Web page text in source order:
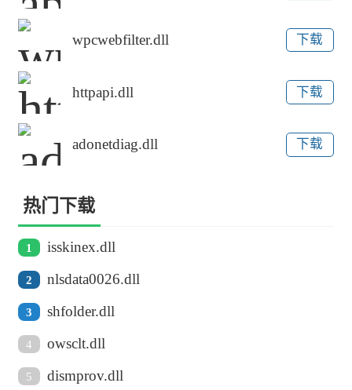
wpcwebfilter.dll 下载
httpapi.dll 下载
adonetdiag.dll 下载
热门下载
1 isskinex.dll
2 nlsdata0026.dll
3 shfolder.dll
4 owsclt.dll
5 dismprov.dll